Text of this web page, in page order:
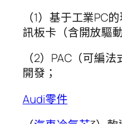
（1）基于工業PC
訊板卡（含開放驅
（2）PAC（可編
開發；
Audi零件